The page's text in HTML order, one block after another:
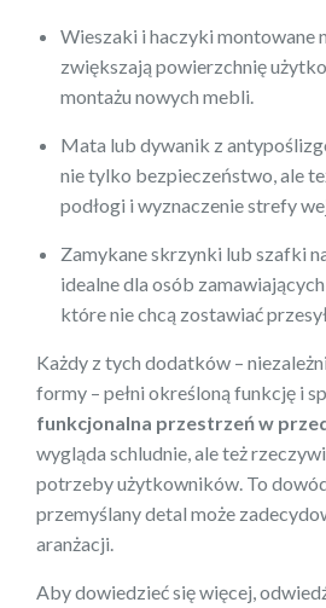
Wieszaki i haczyki montowane
zwiększają powierzchnię
montażu nowych mebli.
Mata lub dywanik z
nie tylko bezpieczeństwo, ale
podłogi i wyznaczenie strefy
Zamykane skrzynki lub szafki
idealne dla osób
które nie chcą zostawiać
Każdy z tych dodatków –
formy – pełni określoną funkcję i
funkcjonalna przestrzeń w
wygląda schludnie, ale też
potrzeby użytkowników. To
przemyślany detal może
aranżacji.
Aby dowiedzieć się więcej,